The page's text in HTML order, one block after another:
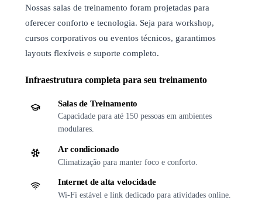
Nossas salas de treinamento foram projetadas para
oferecer conforto e tecnologia. Seja para workshop,
cursos corporativos ou eventos técnicos, garantimos
layouts flexíveis e suporte completo.
Infraestrutura completa para seu treinamento
Salas de Treinamento
Capacidade para até 150 pessoas em ambientes
modulares.
Ar condicionado
Climatização para manter foco e conforto.
Internet de alta velocidade
Wi-Fi estável e link dedicado para atividades online.